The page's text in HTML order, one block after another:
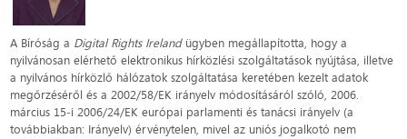
A Bíróság a Digital Rights Irelandügyben megállapította, hogy a
nyilvánosan elérhető elektronikus hírközlési szolgáltatások nyújtása, illetve
a nyilvános hírközlő hálózatok szolgáltatása keretében kezelt adatok
megőrzéséről és a 2002/58/EK irányelv módosításáról szóló, 2006.
március 15‑i 2006/24/EK európai parlamenti és tanácsi irányelv (a
továbbiakban: Irányelv) érvénytelen, mivel az uniós jogalkotó nem